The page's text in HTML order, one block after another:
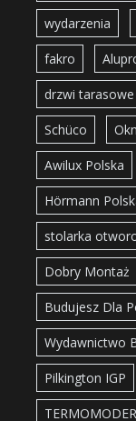
wydarzenia
fakro
drzwi tarasowe
Schüco
Awilux Polska
Hörmann
stolarka
Dobry Montaż
Budujesz Dla
Wydawnictwo
Pilkington IGP